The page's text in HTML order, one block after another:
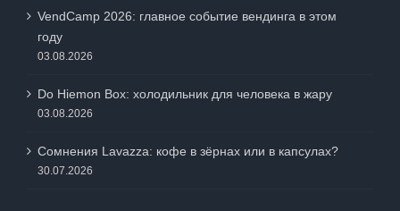
VendCamp 2026: главное событие вендинга в этом
году
03.08.2026
Do Hiemon Box: холодильник для человека в жару
03.08.2026
Сомнения Lavazza: кофе в зёрнах или в капсулах?
30.07.2026